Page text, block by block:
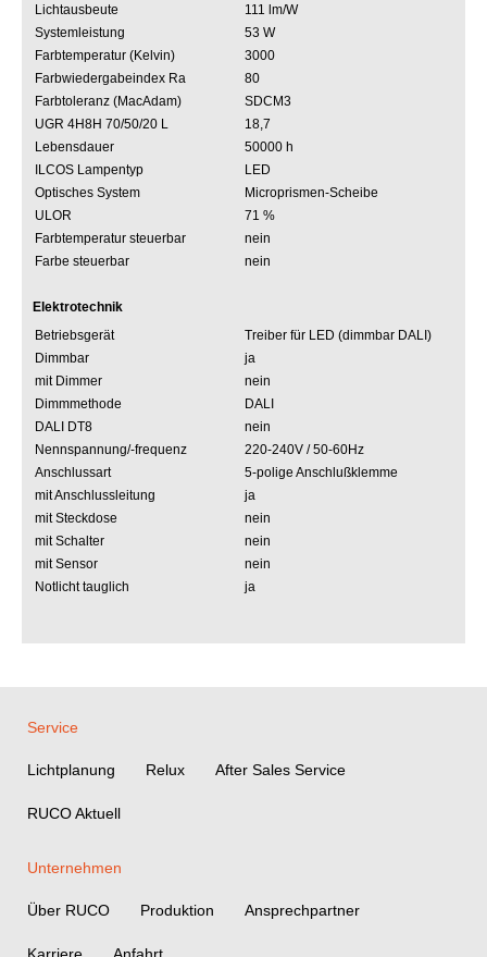
Lichtausbeute
111 lm/W
Systemleistung
53 W
Farbtemperatur (Kelvin)
3000
Farbwiedergabeindex Ra
80
Farbtoleranz (MacAdam)
SDCM3
UGR 4H8H 70/50/20 L
18,7
Lebensdauer
50000 h
ILCOS Lampentyp
LED
Optisches System
Microprismen-Scheibe
ULOR
71 %
Farbtemperatur steuerbar
nein
Farbe steuerbar
nein
Elektrotechnik
Betriebsgerät
Treiber für LED (dimmbar DALI)
Dimmbar
ja
mit Dimmer
nein
Dimmmethode
DALI
DALI DT8
nein
Nennspannung/-frequenz
220-240V / 50-60Hz
Anschlussart
5-polige Anschlußklemme
mit Anschlussleitung
ja
mit Steckdose
nein
mit Schalter
nein
mit Sensor
nein
Notlicht tauglich
ja
Service
Lichtplanung Relux After Sales Service
RUCO Aktuell
Unternehmen
Über RUCO Produktion Ansprechpartner